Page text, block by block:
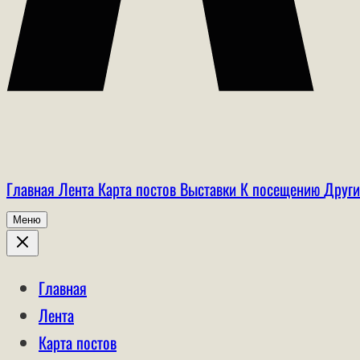
Главная Лента Карта постов Выставки К посещению
Меню
Главная
Лента
Карта постов